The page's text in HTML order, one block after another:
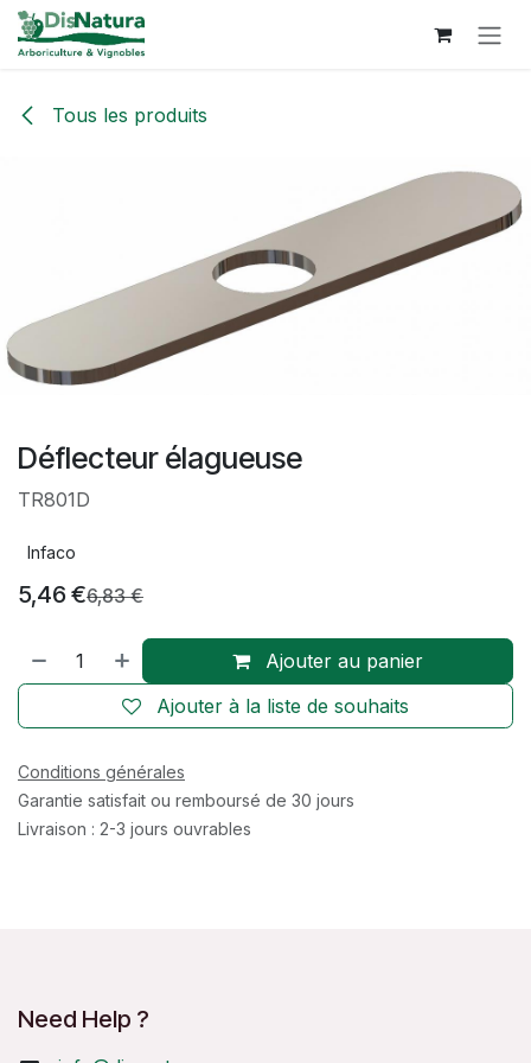
Se rendre au contenu
Tous les produits
Déflecteur élagueuse
TR801D
Infaco
5,46 €6,83€
Ajouter au panier
Ajouter à la liste de souhaits
Conditions générales
Garantie satisfait ou remboursé de 30 jours
Livraison : 2-3 jours ouvrables
Need Help ?